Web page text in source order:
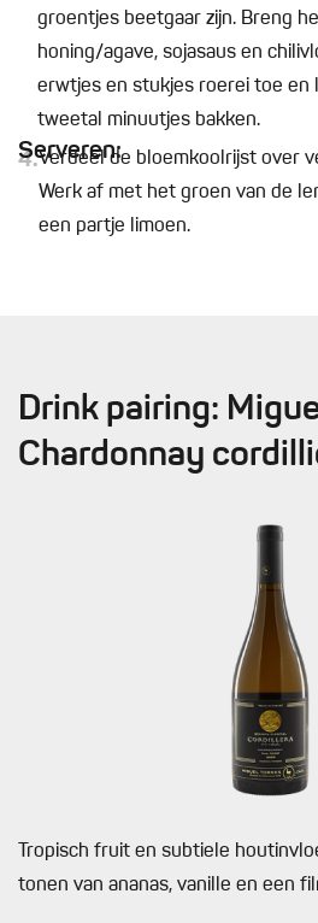
groentjes beetgaar zijn. Breng
honing/agave, sojasaus en
erwtjes en stukjes roerei toe en
tweetal minuutjes bakken.
Serveren:
4.Verdeel de bloemkoolrijst over
Werk af met het groen van de
een partje limoen.
Drink pairing:
Chardonnay
Tropisch fruit en subtiele
tonen van ananas, vanille en een